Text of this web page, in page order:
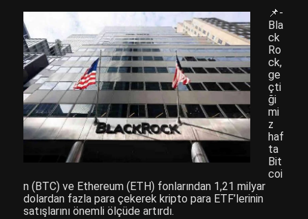
📌-
Bla
ck
Ro
ck,
ge
çti
ği
mi
z
haf
ta
Bit
coi
n (BTC) ve Ethereum (ETH) fonlarından 1,21 milyar
dolardan fazla para çekerek kripto para ETF’lerinin
satışlarını önemli ölçüde artırdı.